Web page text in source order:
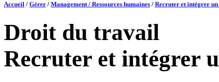
Accueil / Gérer / Management / Ressources humaines / Recruter et intégrer un
Droit du travail
Recruter et intégrer